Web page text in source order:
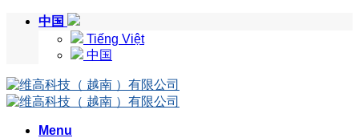
Skip
中国
Tiếng Việt
中国
Menu